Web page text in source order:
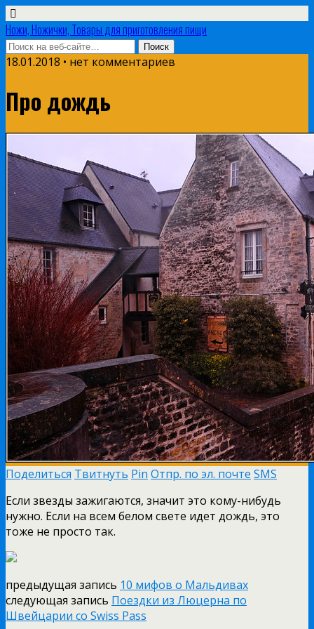
Ножи, Ножички, Товары для приготовления пищи
18.01.2018 • нет комментариев
Про дождь
Поделиться Твитнуть Pin Отпр. по эл. почте SMS
Если звезды зажигаются, значит это кому-нибудь
нужно. Если на всем белом свете идет дождь, это
тоже не просто так.
предыдущая запись 10 мифов о Мальдивах
следующая запись Поездки из Люцерна по
Швейцарии со Swiss Pass